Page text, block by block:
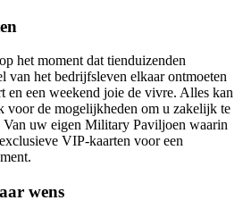
het moment dat tienduizenden
van het bedrijfsleven elkaar ontmoeten
en een weekend joie de vivre. Alles kan
voor de mogelijkheden om u zakelijk te
uw eigen Military Paviljoen waarin
VIP-kaarten voor een
wens